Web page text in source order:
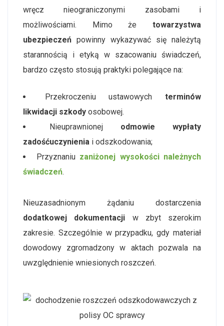
wręcz nieograniczonymi zasobami i
możliwościami. Mimo że towarzystwa
ubezpieczeń powinny wykazywać się należytą
starannością i etyką w szacowaniu świadczeń,
bardzo często stosują praktyki polegające na:
Przekroczeniu ustawowychterminów
likwidacji szkody osobowej.
Nieuprawnionej odmowie wypłaty
zadośćuczynienia i odszkodowania;
Przyznaniu zaniżonej wysokości należnych
świadczeń.
Nieuzasadnionym żądaniu dostarczenia
dodatkowej dokumentacji w zbyt szerokim
zakresie. Szczególnie w przypadku, gdy materiał
dowodowy zgromadzony w aktach pozwala na
uwzględnienie wniesionych roszczeń.